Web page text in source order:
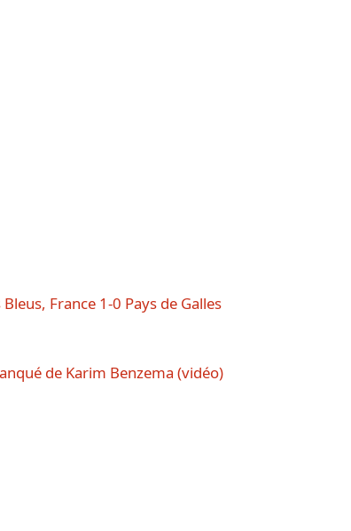
France 1-0 Pays de Galles
de Karim Benzema (vidéo)